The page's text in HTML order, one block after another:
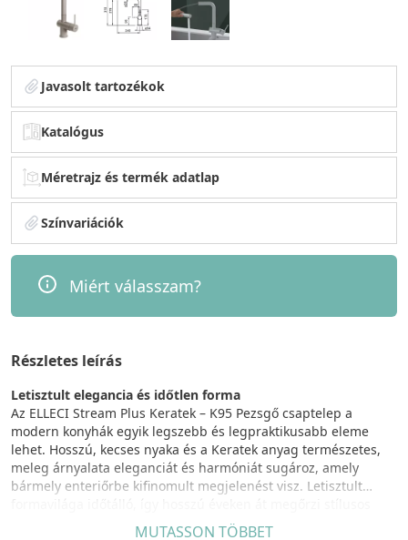
Javasolt tartozékok
Katalógus
Méretrajz és termék adatlap
Színvariációk
Miért válasszam?
Részletes leírás
Letisztult elegancia és időtlen forma
Az ELLECI Stream Plus Keratek – K95 Pezsgő csaptelep a
modern konyhák egyik legszebb és legpraktikusabb eleme
lehet. Hosszú, kecses nyaka és a Keratek anyag természetes,
meleg árnyalata eleganciát és harmóniát sugároz, amely
bármely enteriőrbe kifinomult megjelenést visz. Letisztult
MUTASSON TÖBBET